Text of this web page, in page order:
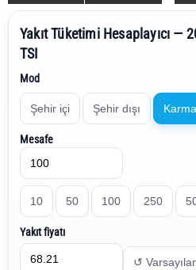
Yakıt Tüketimi Hesaplayıcı —
TSI
Mod
Şehir içi Şehir dışı Karma
Mesafe
10 50 100 250
Yakıt fiyatı
↺